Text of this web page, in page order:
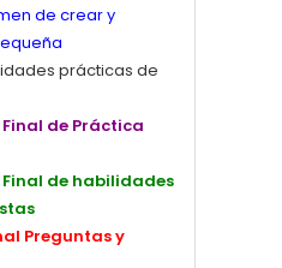
de crear y
prácticas de
Final de Práctica
Final de habilidades
Preguntas y